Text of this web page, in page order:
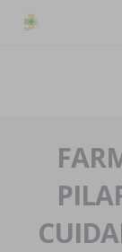
La farmacia
Nuestra
Nuestro
Eventos
Servicios y